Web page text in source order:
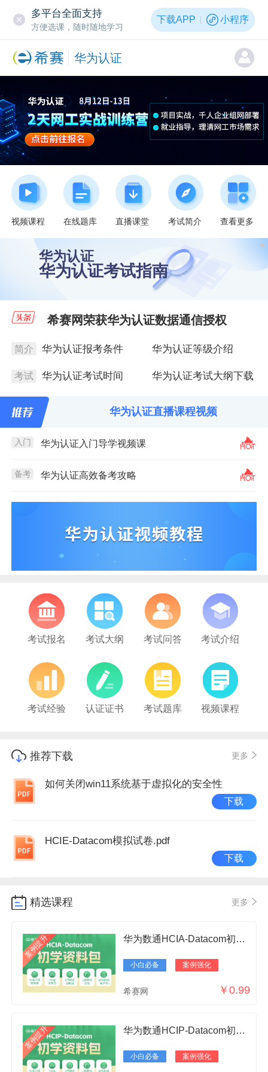
多平台全面支持
方便选课，随时随地学习
下载APP 小程序
华为认证
视频课程 在线题库 直播课堂 考试简介 查看更多
华为认证
华为认证考试指南
希赛网荣获华为认证数据通信授权
简介 华为认证报考条件 华为认证等级介绍
考试 华为认证考试时间 华为认证考试大纲下载
华为认证直播课程视频
入门 华为认证入门导学视频课
备考 华为认证高效备考攻略
考试报名 考试大纲 考试问答 考试介绍
考试经验 认证证书 考试题库 视频课程
推荐下载 更多
如何关闭win11系统基于虚拟化的安全性
下载
HCIE-Datacom模拟试卷.pdf
下载
精选课程 更多
案例提升 华为数通HCIA-Datacom初学资料包
小白必备 案例强化
希赛网 ￥0.99
案例提升 华为数通HCIP-Datacom初学资料包
小白必备 案例强化